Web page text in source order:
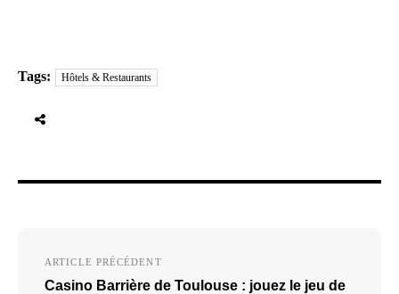
Tags: Hôtels & Restaurants
ARTICLE PRÉCÉDENT
Casino Barrière de Toulouse : jouez le jeu de